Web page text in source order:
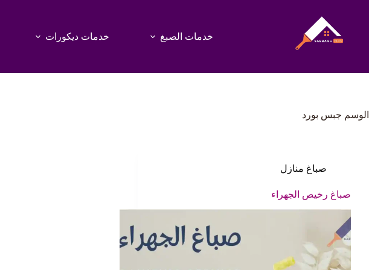
خدمات الصبغ
خدمات ديكورات
الوسم جبس بورد
صباغ منازل
صباغ رخيص الجهراء